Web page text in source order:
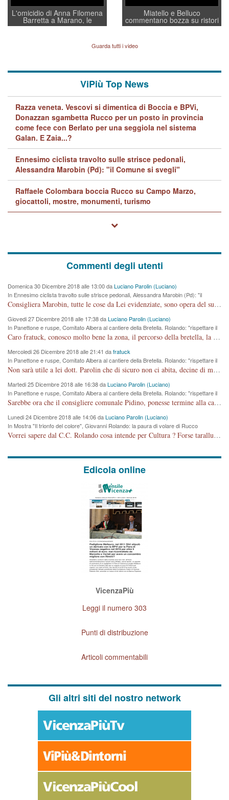
L'omicidio di Anna Filomena
Barretta a Marano, le
indagini dei carabinieri di
Lavarra: più avvincenti di
quelle di... Barbara D'Urso
Miatello e Belluco
commentano bozza su ristori
BPVi e Veneto Banca
Guarda tutti i video
ViPiù Top News
Razza veneta. Vescovi si dimentica di Boccia e BPVi,
Donazzan sgambetta Rucco per un posto in provincia
come fece con Berlato per una seggiola nel sistema
Galan. E Zaia...?
Ennesimo ciclista travolto sulle strisce pedonali,
Alessandra Marobin (Pd): "il Comune si svegli"
Raffaele Colombara boccia Rucco su Campo Marzo,
giocattoli, mostre, monumenti, turismo
Commenti degli utenti
Domenica 30 Dicembre 2018 alle 13:00 daLuciano Parolin (Luciano)
In Ennesimo ciclista travolto sulle strisce pedonali, Alessandra Marobin (Pd): "il
Comune si svegli"
Consigliera Marobin, tutte le cose da Lei evidenziate, sono opera del suo ex Assessore e compagno di Partito Antonio Marco Dalla Pozza Assessore alla "progettazione" di piste ciclabili e altre porcherie. A lui manderei il conto da saldare per incidenti e danni alle persone. E' ora che "finiamola." Avete perso rassegnatevi. qui IL SINDACO RUCCO NON C'ENTRA PER NIENTE. CAPITO!!!!!!!! Amen.
Giovedi 27 Dicembre 2018 alle 17:38 daLuciano Parolin (Luciano)
In Panettone e ruspe, Comitato Albera al cantiere della Bretella. Rolando: "rispettare il
cronoprogramma"
Caro fratuck, conosco molto bene la zona, il percorso della bretella, la situazione dei cittadini, abito in Viale Trento. A partire dal 2003 ho partecipato al Comitato di Maddalene pro bretella, e a riunioni propositive per apportare modifiche al progetto. Numerose mie foto del territorio sono arrivate a Roma, altri miei interventi (non graditi dalla Sx) sono stati pubblicati dal GdV, assieme ad altri come Ciro Asproso, ora favorevole alla bretella. Ho partecipato alla raccolta firme per la chiusura della strada x 5 giorni eseguita dal Sindaco Hullwech per sforamento 180 Micro/g. Pertanto come impegno per la tematica sono apposto con la coscienza. Ora il Progetto è partito, fine! Voglio dire che la nuova Giunta "comunale" non c'entra più. L'opera sarà "malauguratamente" eseguita, ma non con il mio placet. Il Consigliere Comunale dovrebbe capire che la campagna elettorale è finita, con buona pace di tutti. Quello che invece dovrebbe interessare è la proprietà della strada, dall'uscita autostradale Ovest, sino alla Rotatoria dell'Albara, vi sono tre possessori: Autostrade SpA; La Provincia, il Comune. Come la mettiamo per il futuro ? I costi, da 50 sono saliti a 100 milioni di € come dire 20 milioni a KM (!) da non credere. Comunque si farà. Ma nessuno canti Vittoria, anzi meglio non farne un ulteriore fatto "partitico" per questioni elettorali o di seggio. Se mi manda la sua mail, sono disponibile ad inviare i documenti e le foto sopra descritte. Con ossequi, Luciano Parolin
Mercoledi 26 Dicembre 2018 alle 21:41 dafratuck
In Panettone e ruspe, Comitato Albera al cantiere della Bretella. Rolando: "rispettare il
cronoprogramma"
Non sarà utile a lei dott. Parolin che di sicuro non ci abita, decine di migliaia di TIR, automobili e padroncini che passano quotidianamente per una strada appena rotabile, non è più possibile stendere i panni, attraversare la strada senza rischiare la morte, le case stanno crepando, i tempi sono cambiati e la bretella non passerà assolutamente per maddalene (ma cosa sta a dire?!), dia invece responsabilità a chi ha costruito tagliando la strada che doveva invece terminare a isola vicentina e non al moracchino lasciando Motta di Costabissara ancora in panne di traffico. I tempi sono cambiati dottore e se l'anagrafe della vita stagna nell'essere umano impressioni conservatrici, la società non le considera perchè va avanti, si industrializza e ha bisogno di infrastrutture e di sviluppo. Ultima considerazione, se è geloso di Rolando perchè vede in lui solo campagne politiche mentre si difendono i SOLI diritti dei cittadini, la preghiamo faccia considerazioni più appropriate. Saluti e complimenti per i suoi scritti.
Martedi 25 Dicembre 2018 alle 16:38 daLuciano Parolin (Luciano)
In Panettone e ruspe, Comitato Albera al cantiere della Bretella. Rolando: "rispettare il
cronoprogramma"
Sarebbe ora che il consigliere comunale Pidino, ponesse termine alla campagna elettorale nel territorio del suo seggio Villaggio del Sole. La tiraca è iniziata, distruggerà 6 km di prateria ovest della città, ricca di fonti e sorgenti d'acqua. I cittadini di Maddalene non avranno più Pace la notte. Molta colpa per la costruzione di questa Strada è proprio del signor Rolando,dei suoi gazebo mobili e che vuol far passare questa opera VANDALICA come progetto "utile" a chi ? Non è cosa seria sig. Rolando!
Lunedi 24 Dicembre 2018 alle 14:06 daLuciano Parolin (Luciano)
In Mostra "Il trionfo del colore", Giovanni Rolando: la paura di volare di Rucco
Vorrei sapere dal C.C. Rolando cosa intende per Cultura ? Forse tarallucci, vino e sagre, o spaghetti tricolori del PD ? Il continuo (s)parlare della mostra a Palazzo Chiericati caro consigliere DANNEGGIA FORTEMENTE l'immagine della città TUTTA e fa deviare i consensi che in RUSSIA (badi bene ex U.R.S.S.) sono ECCELLENTI. A livello artistico l'evento è di alta Valenza culturale, COMPITO di Tutta la Cittadinanza fare il possibile per propagandare l'iniziativa senza farne UN CASO PARTITICO come fa Lei da sempre. Meno Gazebo + Partecipazione! E così sia. Amen.
Edicola online
VicenzaPiù
Leggi il numero 303
Punti di distribuzione
Articoli commentabili
Gli altri siti del nostro network